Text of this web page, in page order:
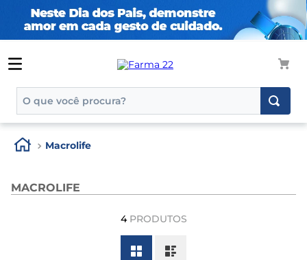
TERMOS MAIS BUSCADOS
1º
tadalafila
3º
generico
Macrolife
MACROLIFE
4 PRODUTOS